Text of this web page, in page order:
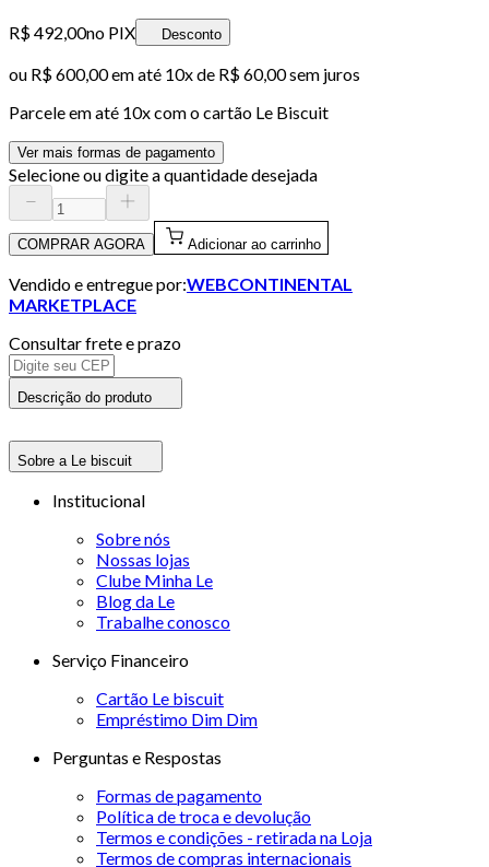
R$ 492,00no PIX Desconto
ou R$ 600,00em até 10x de R$ 60,00 sem juros
Parcele em até 10x com o cartão Le Biscuit
Ver mais formas de pagamento
Selecione ou digite a quantidade desejada
COMPRAR AGORA Adicionar ao carrinho
Vendido e entregue por:WEBCONTINENTAL
MARKETPLACE
Consultar frete e prazo
Descrição do produto
Sobre a Le biscuit
Institucional
Sobre nós
Nossas lojas
Clube Minha Le
Blog da Le
Trabalhe conosco
Serviço Financeiro
Cartão Le biscuit
Empréstimo Dim Dim
Perguntas e Respostas
Formas de pagamento
Política de troca e devolução
Termos e condições - retirada na Loja
Termos de compras internacionais